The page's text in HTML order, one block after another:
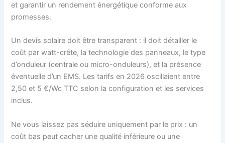
et garantir un rendement énergétique conforme aux
promesses.
Un devis solaire doit être transparent : il doit détailler le
coût par watt-crête, la technologie des panneaux, le type
d’onduleur (centrale ou micro-onduleurs), et la présence
éventuelle d’un EMS. Les tarifs en 2026 oscillaient entre
2,50 et 5 €/Wc TTC selon la configuration et les services
inclus.
Ne vous laissez pas séduire uniquement par le prix : un
coût bas peut cacher une qualité inférieure ou une